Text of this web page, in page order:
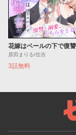
原田まりる/住吉
3話無料